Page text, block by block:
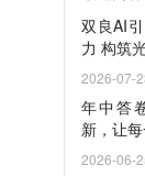
双良AI
力 构筑
2026-07-
年中答
新，让
2026-06-